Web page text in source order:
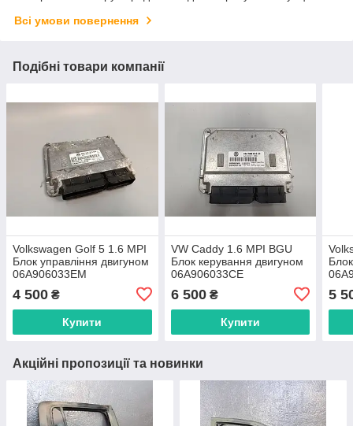
Всі умови повернення
Подібні товари компанії
Volkswagen Golf 5 1.6 MPI
Блок управління двигуном
06A906033EM
4 500 ₴
Купити
VW Caddy 1.6 MPI BGU
Блок керування двигуном
06A906033CE
6 500₴
Купити
5
Акційні пропозиції та новинки